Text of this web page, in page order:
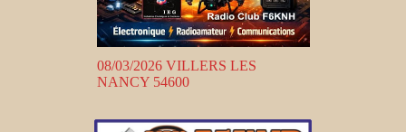
08/03/2026 VILLERS LES
NANCY 54600